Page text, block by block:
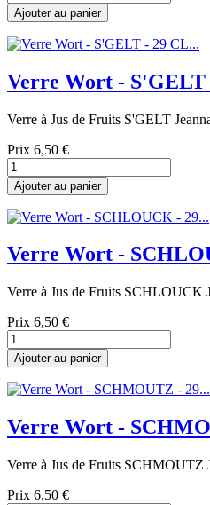
Ajouter au panier
Verre Wort - S'GELT
Verre à Jus de Fruits S'GELT
Prix 6,50 €
Ajouter au panier
Verre Wort -
Verre à Jus de Fruits SCHLOUCK
Prix 6,50 €
Ajouter au panier
Verre Wort -
Verre à Jus de Fruits SCHMOUTZ
Prix 6,50 €